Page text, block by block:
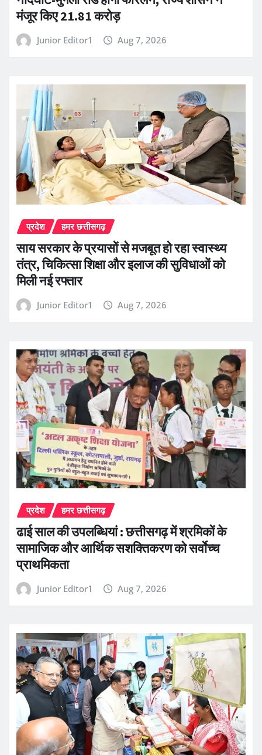
मंजूर किए 21.81 करोड़
Junior Editor1 Aug 7, 2026
प्रदेश हमर छत्तीसगढ़
साय सरकार के प्रयासों से मजबूत हो रहा स्वास्थ्य
तंत्र, चिकित्सा शिक्षा और इलाज की सुविधाओं को
मिली नई रफ्तार
Junior Editor1 Aug 7, 2026
प्रदेश हमर छत्तीसगढ़
ढाई साल की उपलब्धियां : छत्तीसगढ़ में श्रमिकों के
सामाजिक और आर्थिक सशक्तिकरण को सर्वाेच्च
प्राथमिकता
Junior Editor1 Aug 7, 2026